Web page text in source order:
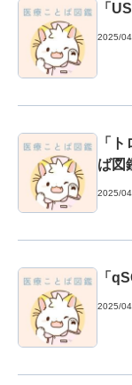
「
2025/
「
ば図
2025/
「
2025/